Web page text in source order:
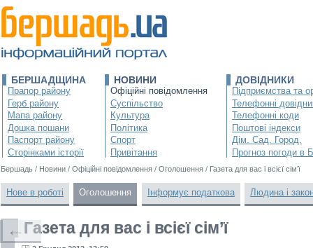
БЕРШАДЩИНА
Прапор району
Герб району
Мапа району
Дошка пошани
Паспорт району
Сторінками історії
НОВИНИ
Офіційні повідомлення
Суспільство
Культура
Політика
Спорт
Привітання
ДОВІДНИКИ
Підприємства та
Телефонні
Телефонні коди
Поштові індекси
Дім. Сад. Город.
Прогноз погоди в
Бершадь / Новини / Офіційні повідомлення / Оголошення / Газета для вас і всієї сім’ї
Нове в роботі Оголошення Інформує податкова Людина і
Газета для вас і всієї сім’ї
←